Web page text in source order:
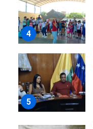
4
5